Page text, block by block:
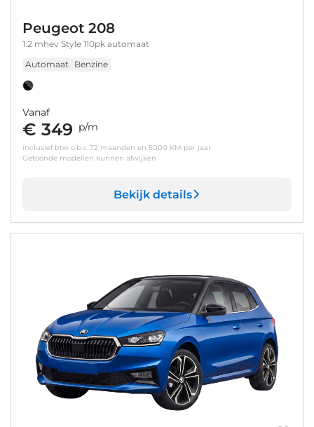
Peugeot 208
1.2 mhev Style 110pk automaat
Automaat Benzine
Vanaf
€ 349 p/m
inclusief btw o.b.v. 72 maanden en 5000 KM per jaar.
Getoonde modellen kunnen afwijken
Bekijk details